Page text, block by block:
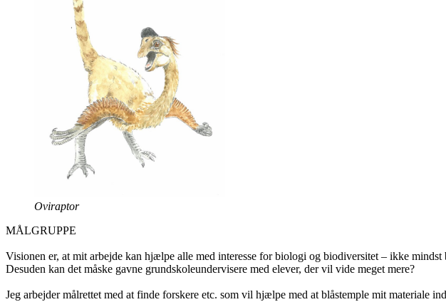
Oviraptor
MÅLGRUPPE
Visionen er, at mit arbejde kan hjælpe alle med interesse for biologi og biodiversitet – ikke mindst
Desuden kan det måske gavne grundskoleundervisere med elever, der vil vide meget mere?
Jeg arbejder målrettet med at finde forskere etc. som vil hjælpe med at blåstemple mit materiale